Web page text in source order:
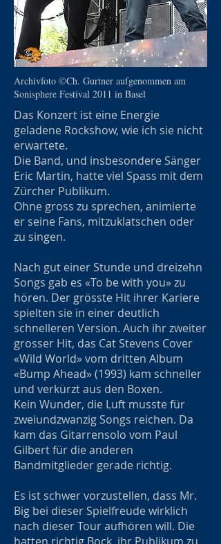
Archivfoto ©Ch. Gurtner aufgenommen am
Sonisphere Festival 2011 in Basel
Das Konzert ist eine Energie
geladene Rockshow, wie ich sie nicht
erwartete.
Die Band, und insbesondere Sänger
Eric Martin, hatte viel Spass mit dem
Zürcher Publikum.
Ohne gross zu sprechen, animierte
er seine Fans, mitzuklatschen oder
zu singen.
Nach gut einer Stunde und dreizehn
Songs gab es «To be with you» zu
hören. Der grösste Hit ihrer Kariere
spielten sie in einer deutlich
schnelleren Version. Auch ihr zweiter
grosser Hit, das Cat Stevens Cover
«Wild World» vom dritten Album
«Bump Ahead» (1993) kam schneller
und verkürzt aus den Boxen.
Kein Wunder, die Luft musste für
zweiundzwanzig Songs reichen. Da
kam das Gitarrensolo vom Paul
Gilbert für die anderen
Bandmitglieder gerade richtig.
Es ist schwer vorzustellen, dass Mr.
Big bei dieser Spielfreude wirklich
nach dieser Tour aufhören will. Die